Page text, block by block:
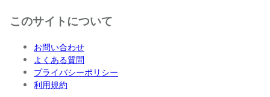
このサイトについて
お問い合わせ
よくある質問
プライバシーポリシー
利用規約